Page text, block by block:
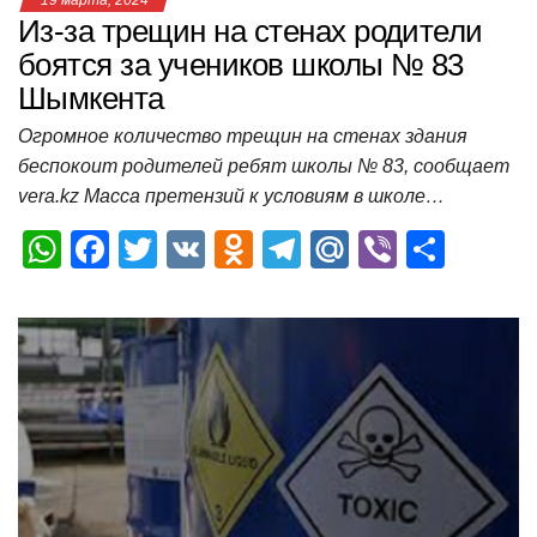
Из-за трещин на стенах родители
боятся за учеников школы № 83
Шымкента
Огромное количество трещин на стенах здания
беспокоит родителей ребят школы № 83, сообщает
vera.kz Масса претензий к условиям в школе…
W
at
s
A
p
p
F
c
e
b
o
o
k
T
tt
er
V
O
n
kl
a
ss
T
e
m
M
.R
u
Vi
er п
в
и
т